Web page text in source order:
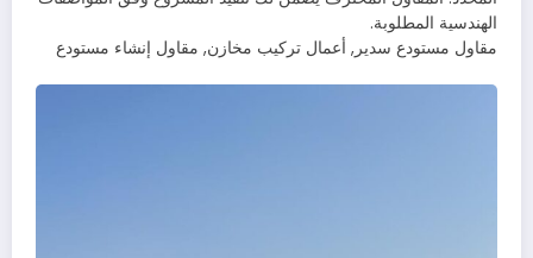
الهندسية المطلوبة.
مقاول مستودع سدير, أعمال تركيب مخازن, مقاول إنشاء مستودع